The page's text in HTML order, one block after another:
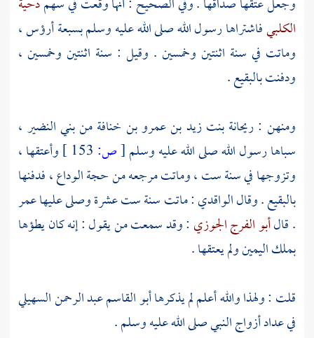
الكلبيفاشتراها رسول الله صلى الله عليه وسلم بسبعة أرؤس ،
وماتت في سنة اثنتين وخمسين . وقيل : سنة اثنتين وخمسين ،
ودفنتبالبقيع.
ومنهن :ريحانة بنت زيد بن عمرو بن خنافة من بني النضير ،
سباها رسول الله صلى الله عليه وسلم[ص:
وأعتقها ،
وتزوجها في سنة ست ، وماتت مرجعه من حجة الوداع ، فدفنها
بالبقيع. وقالالواقدي: ماتت سنة ست عشرة وصلى عليهاعمر
. قالأبو الفرج الجوزي : وقد سمعت من يقول : إنه كان يطؤها
بملك اليمين ولم يعتقها .
قلت : ولهذا والله أعلم لم يذكرهاأبو القاسم عبد الرحمن السهيلي
في عداد أزواج النبي صلى الله عليه وسلم .